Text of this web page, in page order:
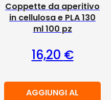
Coppette da aperitivo
in cellulosa e PLA 130
ml 100 pz
16,20 €
AGGIUNGI AL